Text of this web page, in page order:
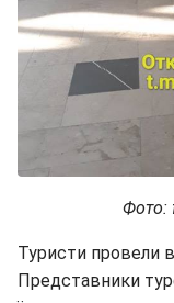
Фото:
Туристи провели в
Представники